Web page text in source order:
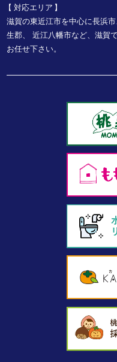
対応エリア
滋賀の東近江市を中心に長浜
生郡、
近江八幡市など、滋賀
お任せ下さい。